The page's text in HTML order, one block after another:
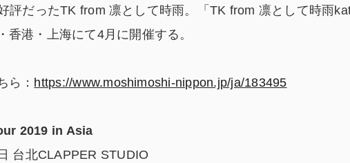
評だったTK from 凛として時雨。「TK from 凛として時雨
香港・上海にて4月に開催する。
ら： https://www.moshimoshi-nippon.jp/ja/183495
2019 in Asia
台北CLAPPER STUDIO